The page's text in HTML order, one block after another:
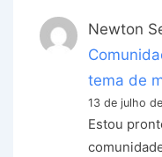
Newton
tema de
13 de julho
Estou